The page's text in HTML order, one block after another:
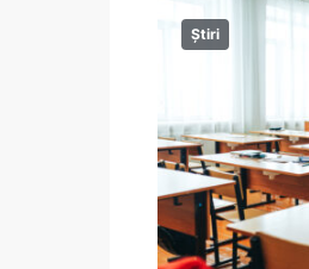
Știri